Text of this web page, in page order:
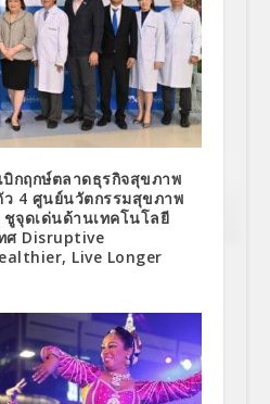
บิกฤกษ์ตลาดธุรกิจสุขภาพ
4 ศูนย์นวัตกรรมสุขภาพ
จุดเด่นด้านเทคโนโลยี
ศ Disruptive
Live Longer